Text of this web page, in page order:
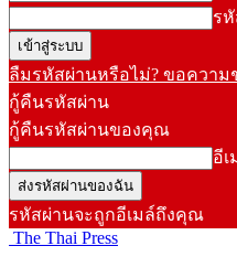
ร
ลืมรหัสผ่านหรือไม่? ขอความ
กู้คืนรหัสผ่าน
กู้คืนรหัสผ่านของคุณ
อี
รหัสผ่านจะถูกอีเมล์ถึงคุณ
The Thai Press